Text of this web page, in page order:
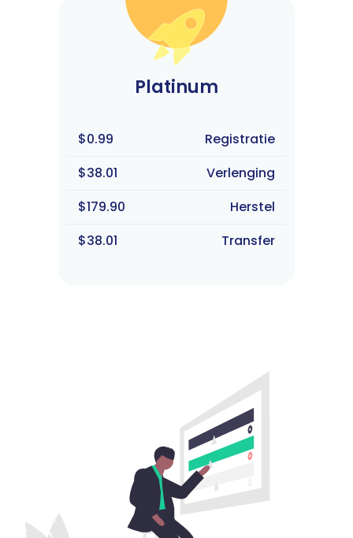
Platinum
$0.99
Registratie
$38.01
Verlenging
$179.90
Herstel
$38.01
Transfer